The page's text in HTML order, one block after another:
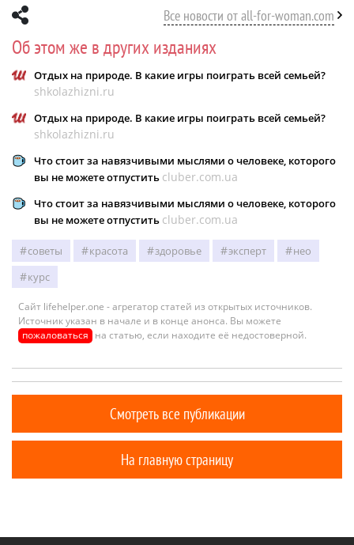
Все новости от all-for-woman.com
Об этом же в других изданиях
Отдых на природе. В какие игры поиграть всей семьей?
shkolazhizni.ru
Отдых на природе. В какие игры поиграть всей семьей?
shkolazhizni.ru
Что стоит за навязчивыми мыслями о человеке, которого
вы не можете отпустить cluber.com.ua
Что стоит за навязчивыми мыслями о человеке, которого
вы не можете отпустить cluber.com.ua
советы красота здоровье эксперт
нео
курс
Сайт lifehelper.one - агрегатор статей из открытых источников.
Источник указан в начале и в конце анонса. Вы можете
пожаловаться на статью, если находите её недостоверной.
Смотреть все публикации
На главную страницу